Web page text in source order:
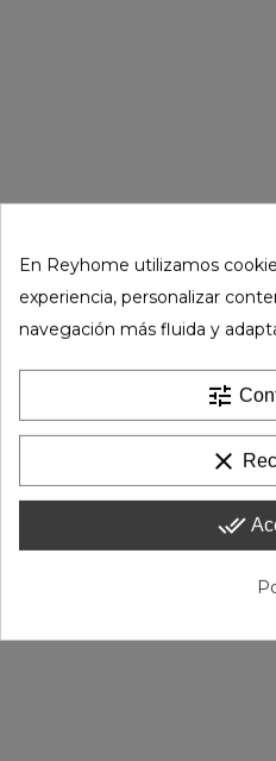
En Reyhome utilizamos
experiencia, personalizar
navegación más fluida y
tune
clear
done_all